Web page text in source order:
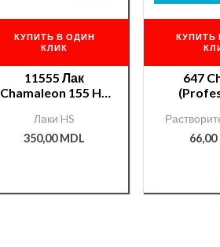
КУПИТЬ В ОДИН
КЛИК
11555 Лак
Chamaleon 155 HS
Лаки HS
350,00MDL
КУПИТЬ
647
66,00